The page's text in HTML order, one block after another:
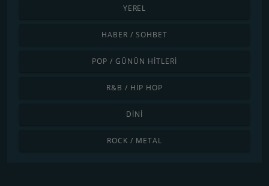
YEREL
HABER / SOHBET
POP / GÜNÜN HITLERI
R&B / HIP HOP
DINI
ROCK / METAL